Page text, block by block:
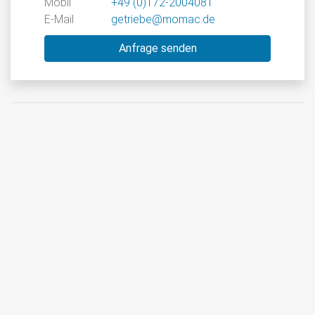
E-Mail
getriebe@momac.de
Anfrage senden